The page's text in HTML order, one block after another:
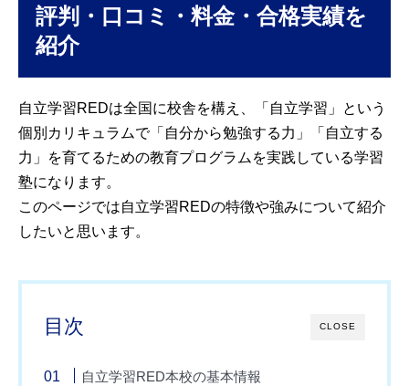
評判・口コミ・料金・合格実績を
紹介
自立学習REDは全国に校舎を構え、「自立学習」という
個別カリキュラムで「自分から勉強する力」「自立する
力」を育てるための教育プログラムを実践している学習
塾になります。
このページでは自立学習REDの特徴や強みについて紹介
したいと思います。
CLOSE
目次
自立学習RED本校の基本情報